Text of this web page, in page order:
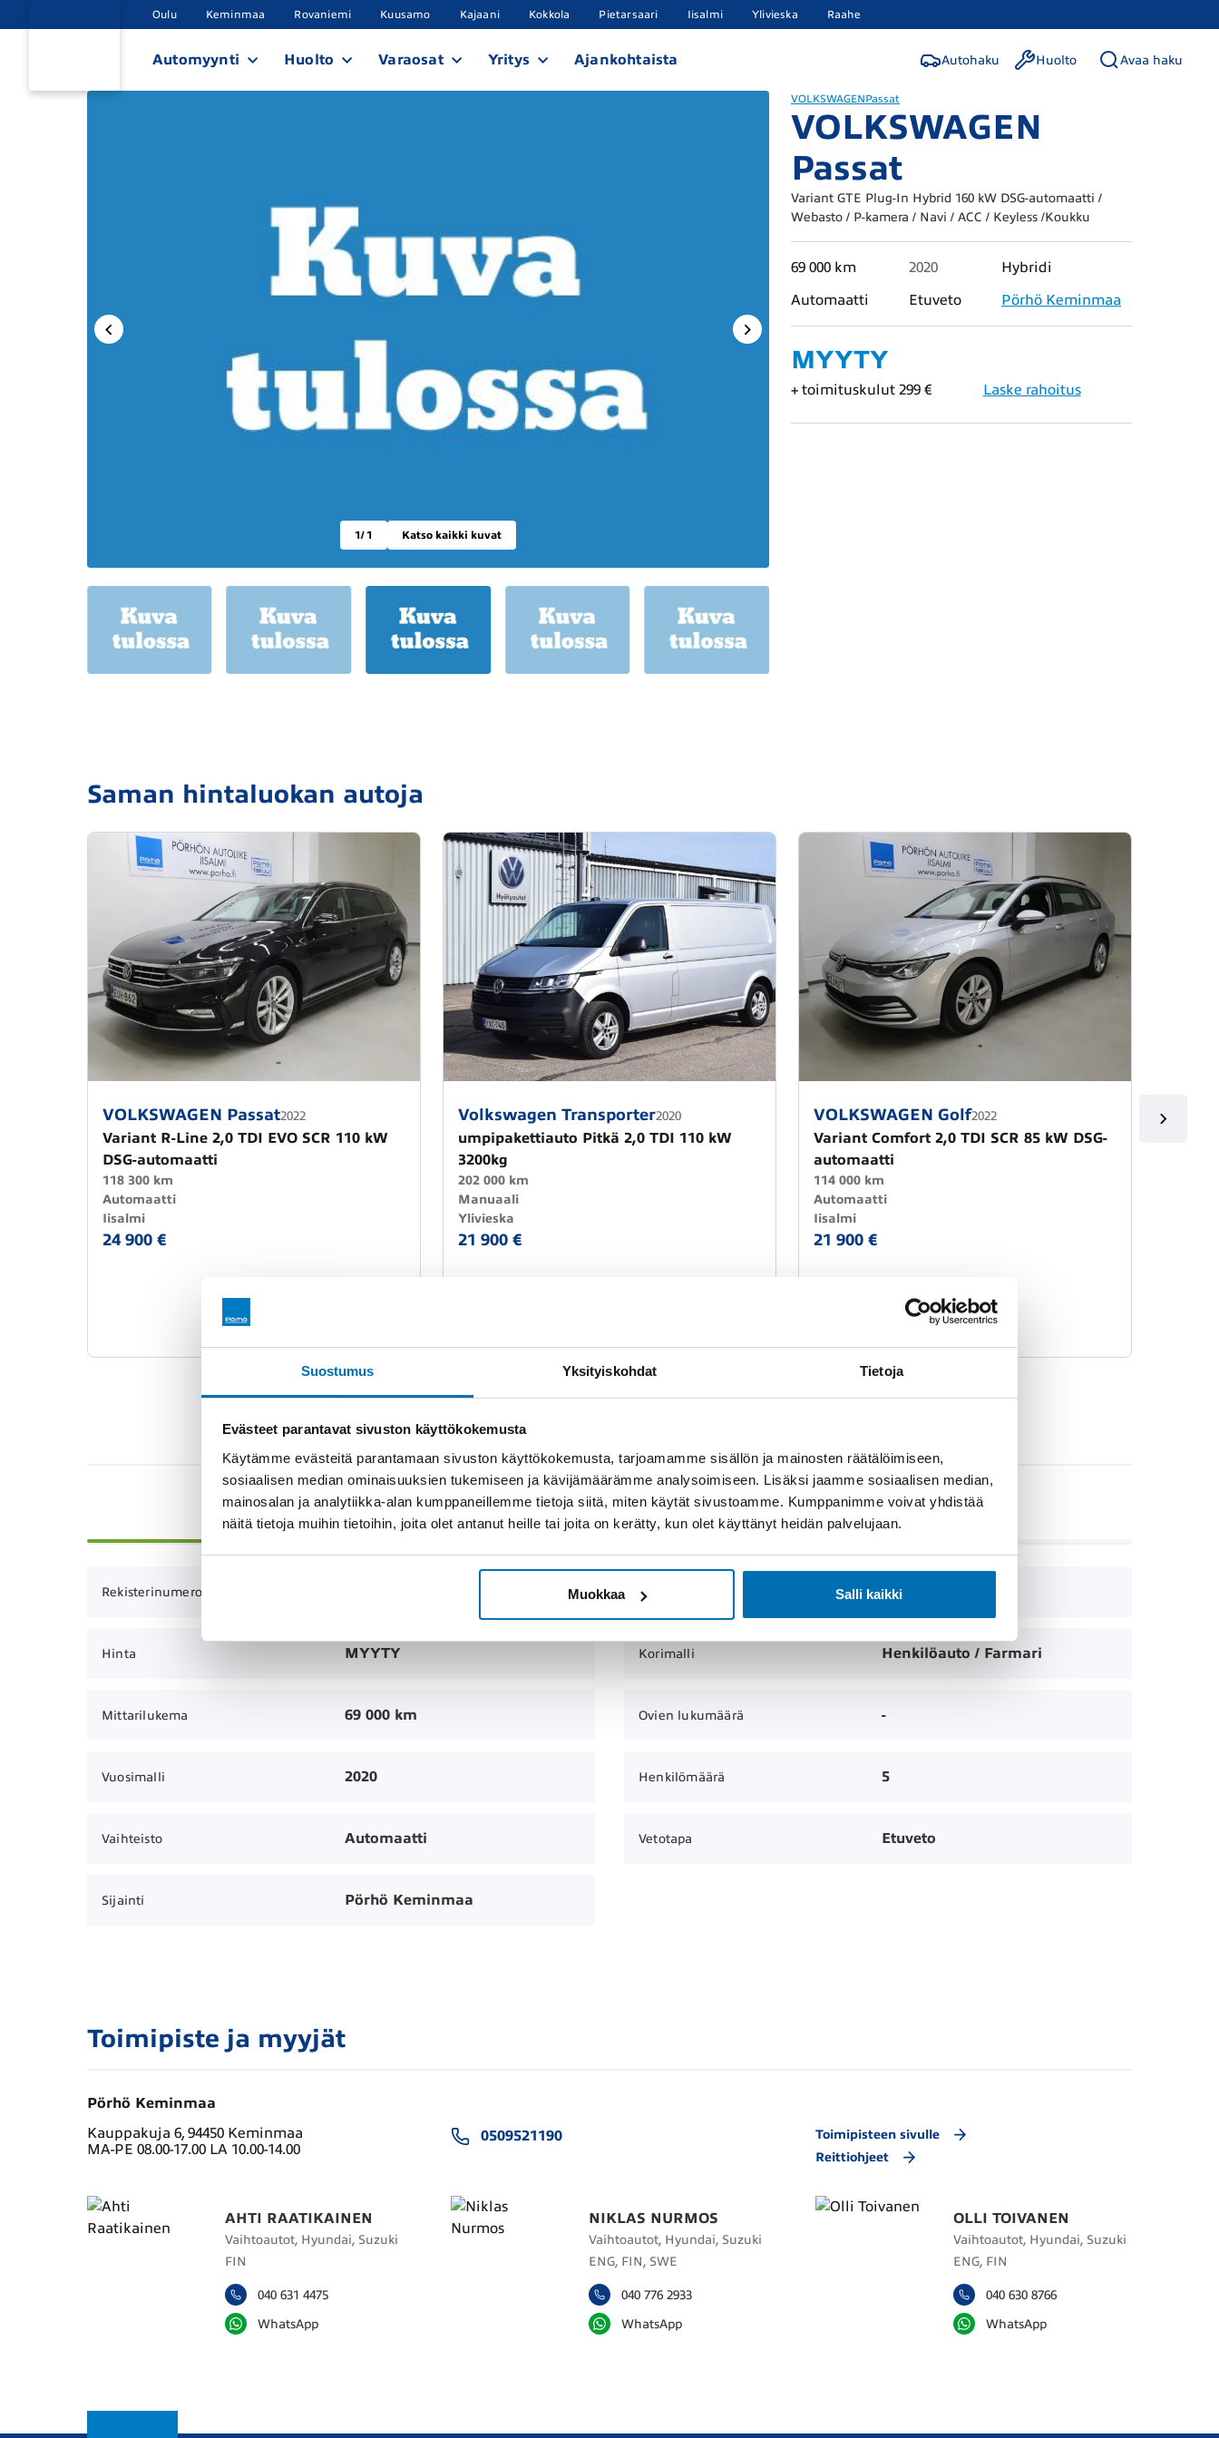
Suostumus Yksityiskohdat Tietoja
Evästeet parantavat sivuston käyttökokemusta
Käytämme evästeitä parantamaan sivuston käyttökokemusta, tarjoamamme sisällön ja mainosten räätälöimiseen,
sosiaalisen median ominaisuuksien tukemiseen ja kävijämäärämme analysoimiseen. Lisäksi jaamme sosiaalisen median,
mainosalan ja analytiikka-alan kumppaneillemme tietoja siitä, miten käytät sivustoamme. Kumppanimme voivat yhdistää
näitä tietoja muihin tietoihin, joita olet antanut heille tai joita on kerätty, kun olet käyttänyt heidän palvelujaan.
Muokkaa Salli kaikki
Oulu Keminmaa Rovaniemi Kuusamo Kajaani Kokkola Pietarsaari Iisalmi Ylivieska Raahe
Automyynti Huolto Varaosat Yritys Ajankohtaista Autohaku Huolto Avaa haku
1/ 1 Katso kaikki kuvat
VOLKSWAGENPassat
VOLKSWAGEN
Passat
Variant GTE Plug-In Hybrid 160 kW DSG-automaatti /
Webasto / P-kamera / Navi / ACC / Keyless /Koukku
69 000 km 2020
Hybridi
Automaatti
Etuveto Pörhö Keminmaa
MYYTY
+ toimituskulut 299 € Laske rahoitus
Saman hintaluokan autoja
VOLKSWAGEN Passat2022
Variant R-Line 2,0 TDI EVO SCR 110 kW
DSG-automaatti
118 300 km
Automaatti
Iisalmi
24 900 €
Volkswagen Transporter2020
umpipakettiauto Pitkä 2,0 TDI 110 kW
3200kg
202 000 km
Manuaali
Ylivieska
21 900 €
VOLKSWAGEN Golf2022
Variant Comfort 2,0 TDI SCR 85 kW DSG-
automaatti
114 000 km
Automaatti
Iisalmi
21 900 €
PERUSTIEDOT TEKNISET TIEDOT VARUSTEET
Rekisterinumero Katsastettu 10.12.2025
Hinta MYYTY Korimalli Henkilöauto / Farmari
Mittarilukema 69 000 km Ovien lukumäärä -
Vuosimalli 2020 Henkilömäärä 5
Vaihteisto Automaatti Vetotapa Etuveto
Sijainti Pörhö Keminmaa
Toimipiste ja myyjät
Pörhö Keminmaa
Kauppakuja 6, 94450 Keminmaa
MA-PE 08.00-17.00 LA 10.00-14.00
0509521190
Toimipisteen sivulle
Reittiohjeet
AHTI RAATIKAINEN
Vaihtoautot, Hyundai, Suzuki
FIN
040 631 4475
WhatsApp
NIKLAS NURMOS
Vaihtoautot, Hyundai, Suzuki
ENG, FIN, SWE
040 776 2933
WhatsApp
OLLI TOIVANEN
Vaihtoautot, Hyundai, Suzuki
ENG, FIN
040 630 8766
WhatsApp